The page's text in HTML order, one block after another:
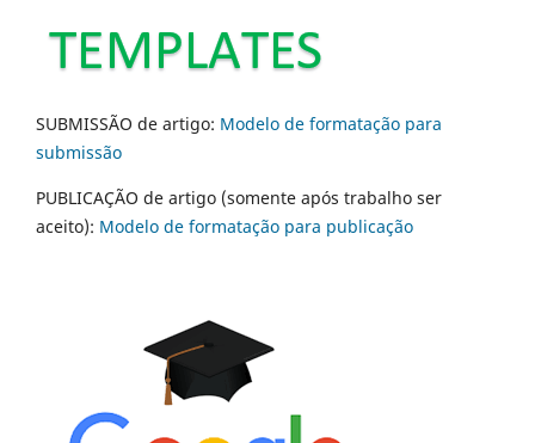
SUBMISSÃO de artigo: Modelo de formatação para
submissão
PUBLICAÇÃO de artigo (somente após trabalho ser
aceito): Modelo de formatação para publicação